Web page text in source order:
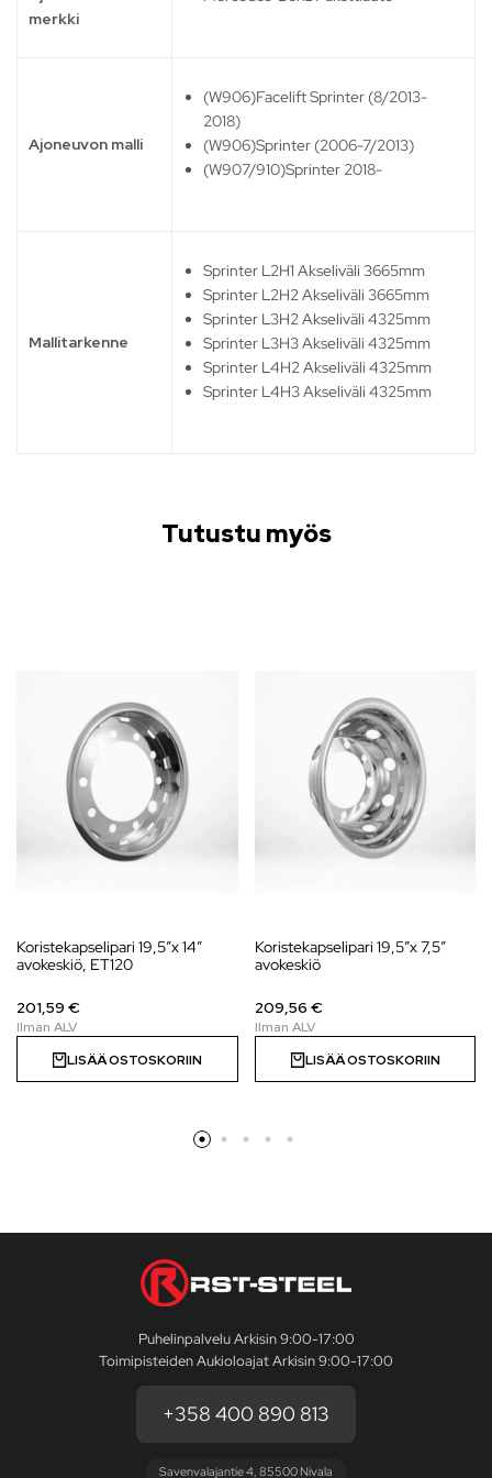
merkki
Ajoneuvon malli
(W906)Facelift Sprinter (8/2013-
2018)
(W906)Sprinter (2006-7/2013)
(W907/910)Sprinter 2018-
Mallitarkenne
Sprinter L2H1 Akseliväli 3665mm
Sprinter L2H2 Akseliväli 3665mm
Sprinter L3H2 Akseliväli 4325mm
Sprinter L3H3 Akseliväli 4325mm
Sprinter L4H2 Akseliväli 4325mm
Sprinter L4H3 Akseliväli 4325mm
Tutustu myös
Koristekapselipari 19,5″x 14″
avokeskiö, ET120
201,59 €
LISÄÄ OSTOSKORIIN
Koristekapselipari 19,5″x 7,5″
avokeskiö
209,56 €
LISÄÄ OSTOSKORIIN
Puhelinpalvelu Arkisin 9:00-17:00
Toimipisteiden Aukioloajat Arkisin 9:00-17:00
+358 400 890 813
Savenvalajantie 4, 85500 Nivala